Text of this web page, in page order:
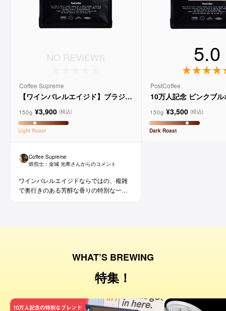
NO REVIEWS
Coffee Supreme
【ワインバレルエイジド】ブラジル
ョ
150g ¥3,900 (税込)
Light Roast
Coffee Supreme
焙煎士： 金城 光希さんからのコメント
ワインバレルエイジドならではの、複雑
で奥行きのある芳醇な香りの特別な一杯
5.0
PostCoffee
10万人記念 ピンクブ
150g ¥3,500 (税込)
Dark Roast
WHAT’S BREWING
特集！